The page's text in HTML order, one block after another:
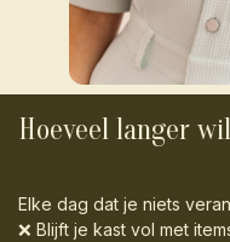
Hoeveel langer
Elke dag dat je niets
❌ Blijft je kast vol met